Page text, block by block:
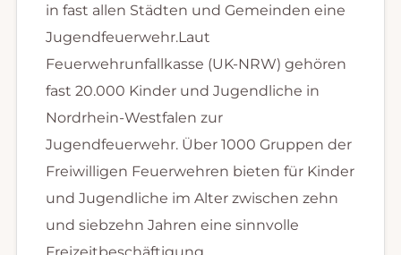
in fast allen Städten und Gemeinden eine
Jugendfeuerwehr.Laut
Feuerwehrunfallkasse (UK-NRW) gehören
fast 20.000 Kinder und Jugendliche in
Nordrhein-Westfalen zur
Jugendfeuerwehr. Über 1000 Gruppen der
Freiwilligen Feuerwehren bieten für Kinder
und Jugendliche im Alter zwischen zehn
und siebzehn Jahren eine sinnvolle
Freizeitbeschäftigung.